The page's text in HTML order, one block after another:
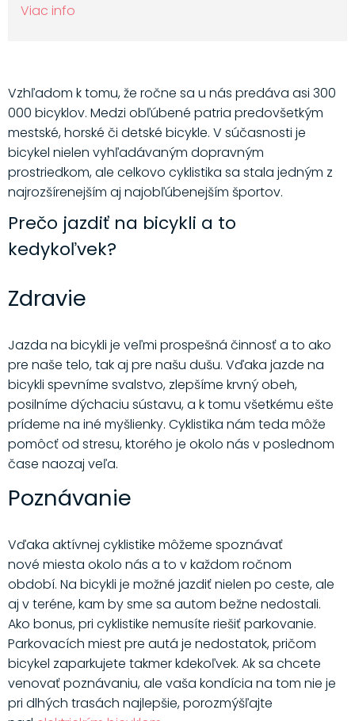
Viac info
Vzhľadom k tomu, že ročne sa u nás predáva asi 300
000 bicyklov. Medzi obľúbené patria predovšetkým
mestské, horské či detské bicykle. V súčasnosti je
bicykel nielen vyhľadávaným dopravným
prostriedkom, ale celkovo cyklistika sa stala jedným z
najrozšírenejším aj najobľúbenejším športov.
Prečo jazdiť na bicykli a to
kedykoľvek?
Zdravie
Jazda na bicykli je veľmi prospešná činnosť a to ako
pre naše telo, tak aj pre našu dušu. Vďaka jazde na
bicykli spevníme svalstvo, zlepšíme krvný obeh,
posilníme dýchaciu sústavu, a k tomu všetkému ešte
prídeme na iné myšlienky. Cyklistika nám teda môže
pomôcť od stresu, ktorého je okolo nás v poslednom
čase naozaj veľa.
Poznávanie
Vďaka aktívnej cyklistike môžeme spoznávať
nové miesta okolo nás a to v každom ročnom
období. Na bicykli je možné jazdiť nielen po ceste, ale
aj v teréne, kam by sme sa autom bežne nedostali.
Ako bonus, pri cyklistike nemusíte riešiť parkovanie.
Parkovacích miest pre autá je nedostatok, pričom
bicykel zaparkujete takmer kdekoľvek. Ak sa chcete
venovať poznávaniu, ale vaša kondícia na tom nie je
pri dlhých trasách najlepšie, porozmýšľajte